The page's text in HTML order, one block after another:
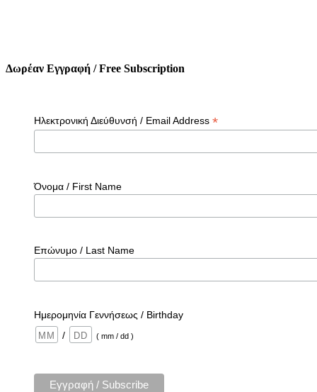
Δωρέαν Εγγραφή / Free Subscription
Ηλεκτρονική Διεύθυνσή / Email Address *
Όνομα / First Name
Επώνυμο / Last Name
Ημερομηνία Γεννήσεως / Birthday
/
( mm / dd )